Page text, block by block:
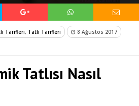
Tarifleri, Tatlı Tarifleri
8 Ağustos 2017
Tatlısı Nasıl